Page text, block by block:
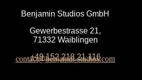
Benjamin Studios GmbH
Gewerbestrasse 21,
71332 Waiblingen
+49 152 218 21 116
contact@benjamin-studios.com